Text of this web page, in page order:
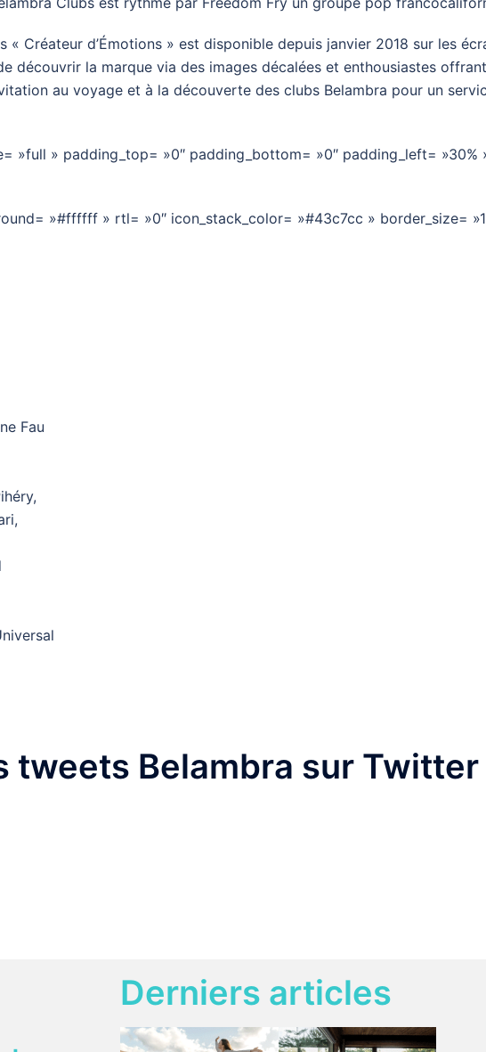
« Créateur d’Émotions » est disponible depuis janvier 2018 sur les
découvrir la marque via des images décalées et enthousiastes offrant
au voyage et à la découverte des clubs Belambra pour un
»full » padding_top= »0″ padding_bottom= »0″ padding_left= »30%
»#ffffff » rtl= »0″ icon_stack_color= »#43c7cc » border_size=
Fau
tweets Belambra sur Twitter
Derniers articles